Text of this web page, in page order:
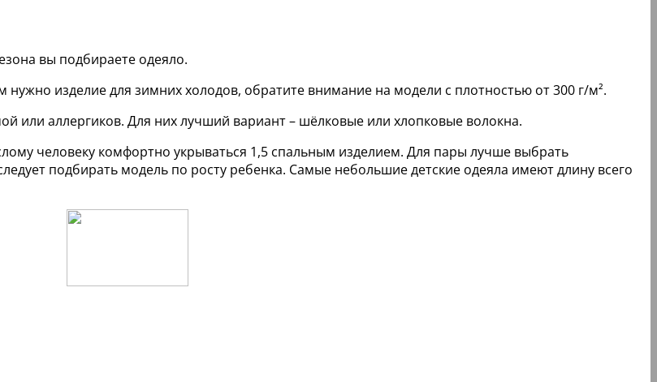
вы подбираете одеяло.
изделие для зимних холодов, обратите внимание на модели с плотностью от 300 г/м².
или аллергиков. Для них лучший вариант – шёлковые или хлопковые волокна.
человеку комфортно укрываться 1,5 спальным изделием. Для пары лучше выбрать
подбирать модель по росту ребенка. Самые небольшие детские одеяла имеют длину всего